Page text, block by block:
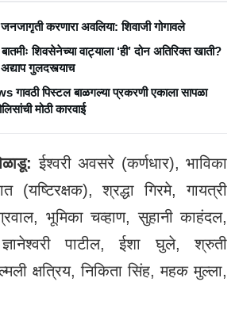
करणारा अवलिया: शिवाजी गोगावले
शिवसेनेच्या वाट्याला ‘ही’ दोन अतिरिक्त खाती?
अद्याप गुलदस्त्याच
पिस्टल बाळगल्या प्रकरणी एकाला सापळा
मोठी कारवाई
ईश्वरी अवसरे (कर्णधार), भाविका
(यष्टिरक्षक), श्रद्धा गिरमे, गायत्री
भूमिका चव्हाण, सुहानी काहंदल,
पाटील, ईशा घुले, श्रुती
क्षत्रिय, निकिता सिंह, महक मुल्ला,